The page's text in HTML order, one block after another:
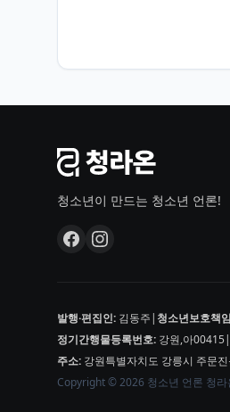
청소년이 만드는 청소년 언론!
발행·편집인: 김동주| 청소년보호책
정기간행물등록번호: 강원,아00415|
주소: 강원특별자치도 강릉시 주문
Copyright © 2026 청소년 언론 청